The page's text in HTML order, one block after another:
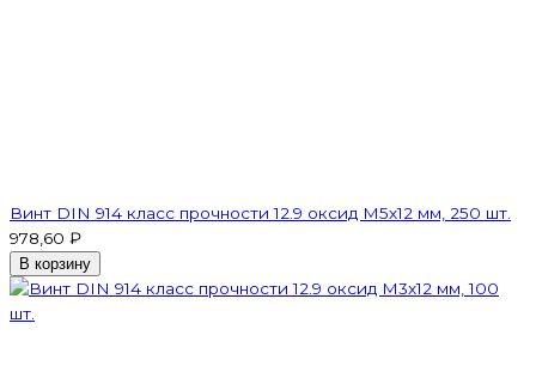
Винт DIN 914 класс прочности 12.9 оксид M5х12 мм, 250 шт.
978,60 ₽
В корзину